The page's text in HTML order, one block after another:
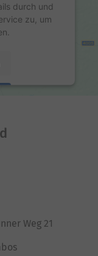
durch und
zu, um
Weg 21